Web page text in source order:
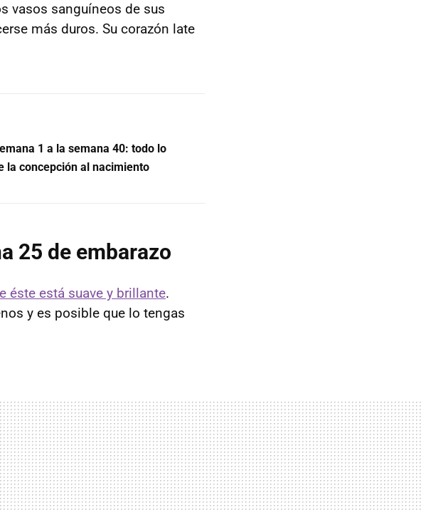
vasos sanguíneos de sus
más duros. Su corazón late
1 a la semana 40: todo lo
la concepción al nacimiento
25 de embarazo
éste está suave y brillante.
y es posible que lo tengas